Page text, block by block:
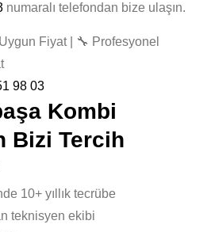
numaralı telefondan bize ulaşın.
Fiyat | 🔧 Profesyonel
98 03
Kombi
Bizi Tercih
10+ yıllık tecrübe
teknisyen ekibi